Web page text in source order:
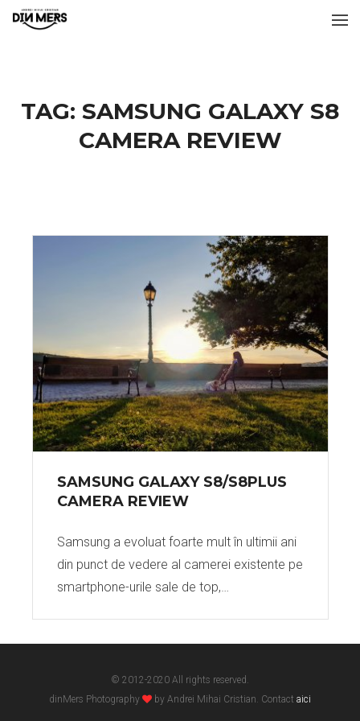
TAG: SAMSUNG GALAXY S8
CAMERA REVIEW
SAMSUNG GALAXY S8/S8PLUS
CAMERA REVIEW
Samsung a evoluat foarte mult în ultimii ani
din punct de vedere al camerei existente pe
smartphone-urile sale de top,…
© 2012-2020 All rights reserved.
dinMers Photography
by Andrei Mihai Cristian. Contact aici